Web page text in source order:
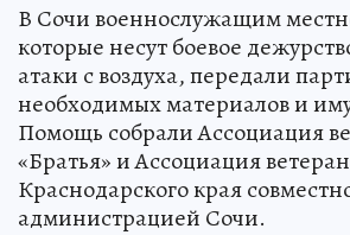
В Сочи военнослужащим
которые несут боевое
атаки с воздуха, передали
необходимых материалов и
Помощь собрали Ассоциация
«Братья» и Ассоциация
Краснодарского края
администрацией Сочи.